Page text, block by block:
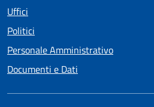
Uffici
Politici
Personale Amministrativo
Documenti e Dati